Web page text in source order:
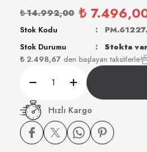
₺ 14.992,00 ₺
₺ 2.498,67 den başlayan taksitlerle!
Stok Kodu
Stok Durumu
Stokta var
Hızlı Kargo